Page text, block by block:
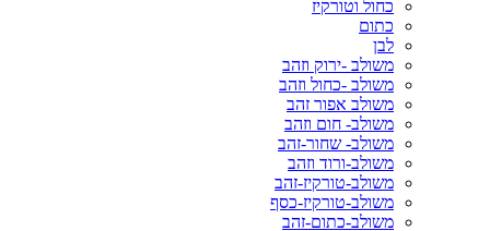
כחול וטורקיז
כתום
לבן
משולב -ירוק וזהב
משולב -כחול וזהב
משולב אפור זהב
משולב- חום וזהב
משולב- שחור-זהב
משולב-ורוד וזהב
משולב-טורקיז-זהב
משולב-טורקיז-כסף
משולב-כתום-זהב